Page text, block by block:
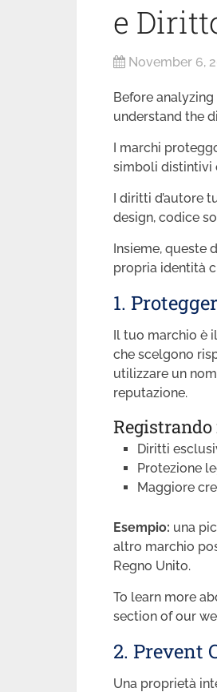
e
November 6,
Before
understand the
I marchi
simboli distintivi
I diritti d’autore
design, codice
Insieme, queste
propria identità
1.
Il tuo marchio è
che scelgono
utilizzare un
reputazione.
Diritti
Protezione
Maggiore
Esempio: una
altro marchio
Regno Unito.
To learn more
section of our
2. Prevent
Una proprietà